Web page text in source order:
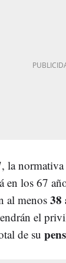
la normativa
en los 67
al menos 38
el
de su